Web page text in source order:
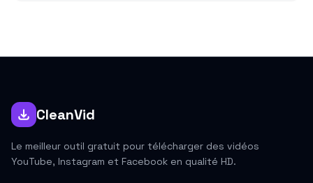
CleanVid
Le meilleur outil gratuit pour télécharger des vidéos
YouTube, Instagram et Facebook en qualité HD.